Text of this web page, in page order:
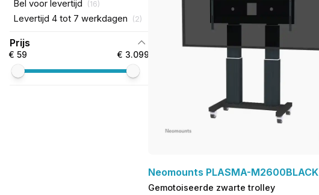
Bel voor levertijd (16)
Levertijd 4 tot 7 werkdagen (2)
Prijs
€ 59 € 3.099
Neomounts PLASMA-M2600BLACK
Gemotoiseerde zwarte trolley